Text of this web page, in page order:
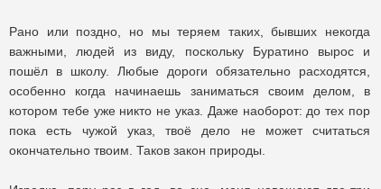
Рано или поздно, но мы теряем таких, бывших некогда
важными, людей из виду, поскольку Буратино вырос и
пошёл в школу. Любые дороги обязательно расходятся,
особенно когда начинаешь заниматься своим делом, в
котором тебе уже никто не указ. Даже наоборот: до тех пор
пока есть чужой указ, твоё дело не может считаться
окончательно твоим. Таков закон природы.